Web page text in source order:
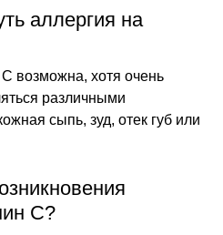
аллергия на
возможна, хотя очень
различными
сыпь, зуд, отек губ или
С?